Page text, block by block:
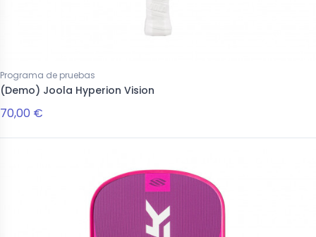
Programa de pruebas
(Demo) Joola Hyperion Vision
70,00 €